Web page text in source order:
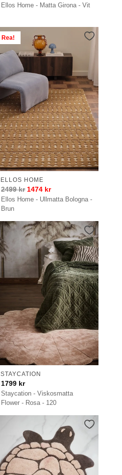
Ellos Home - Matta Girona - Vit
Rea!
Ellos Home - Ullmatta Bologna -
Brun
ELLOS HOME
2499kr 1474 kr
Staycation - Viskosmatta
Flower - Rosa - 120
STAYCATION
1799 kr